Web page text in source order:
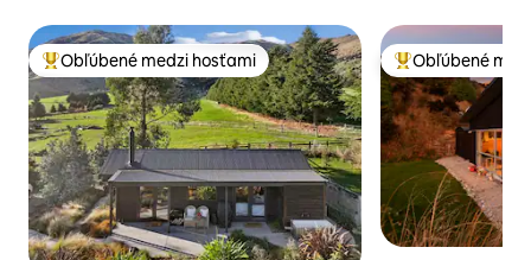
Najobľúbenejšie medzi hosťami
Obľúbené medzi hosťami Najobľúbenejšie
Obľúbené